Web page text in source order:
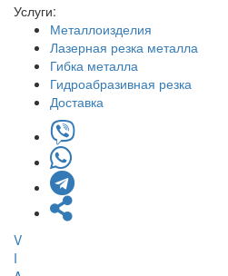
Услуги:
Металлоизделия
Лазерная резка металла
Гибка металла
Гидроабразивная резка
Доставка
V
I